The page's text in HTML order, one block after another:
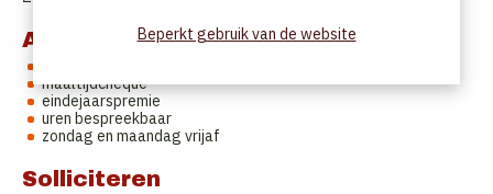
Aanbod
maaltijdcheque
eindejaarspremie
uren bespreekbaar
zondag en maandag vrijaf
Solliciteren
Beperkt gebruik van de website